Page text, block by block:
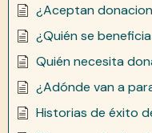
¿Aceptan
¿Quién se
Quién necesita
¿Adónde van a
Historias de éxito